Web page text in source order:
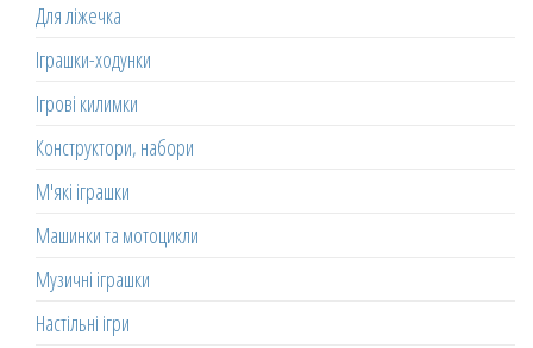
Для ліжечка
Іграшки-ходунки
Ігрові килимки
Конструктори, набори
М'які іграшки
Машинки та мотоцикли
Музичні іграшки
Настільні ігри